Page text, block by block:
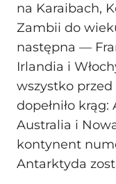
na Karaibach,
Zambii do
następna —
Irlandia i
wszystko przed
dopełniło
Australia i
kontynent
Antarktyda